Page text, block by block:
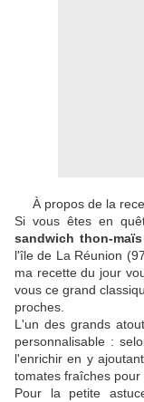
À propos de la
Si vous êtes en
sandwich thon-
l'île de La Réunion
ma recette du jour
vous ce grand
proches.
L'un des grands
personnalisable :
l'enrichir en y
tomates fraîches pour
Pour la petite